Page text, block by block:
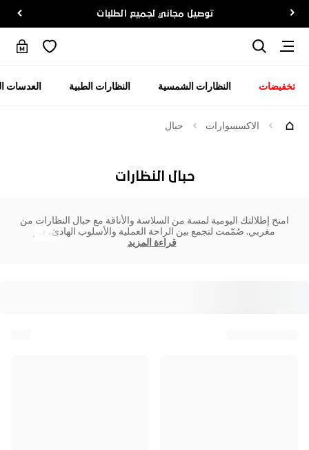
توصيل مجاني لجميع الطلبات
تخفيضات النظارات الشمسية النظارات الطبية العدسات
الاكسسوارات حبال
حبال النظارات
امنح إطلالتك اليومية لمسة من السلاسة والأناقة مع حبال النظارات من
مغربي. صُمّمت لتجمع بين الراحة العملية والأسلوب الهادئ، فتو
قراءة المزيد